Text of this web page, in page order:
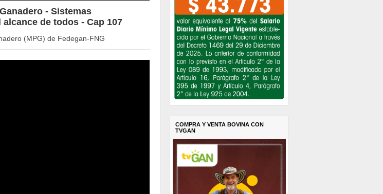
- Sistemas
de todos - Cap 107
(MPG) de Fedegan-FNG
COMPRA Y VENTA BOVINA CON
TVGAN